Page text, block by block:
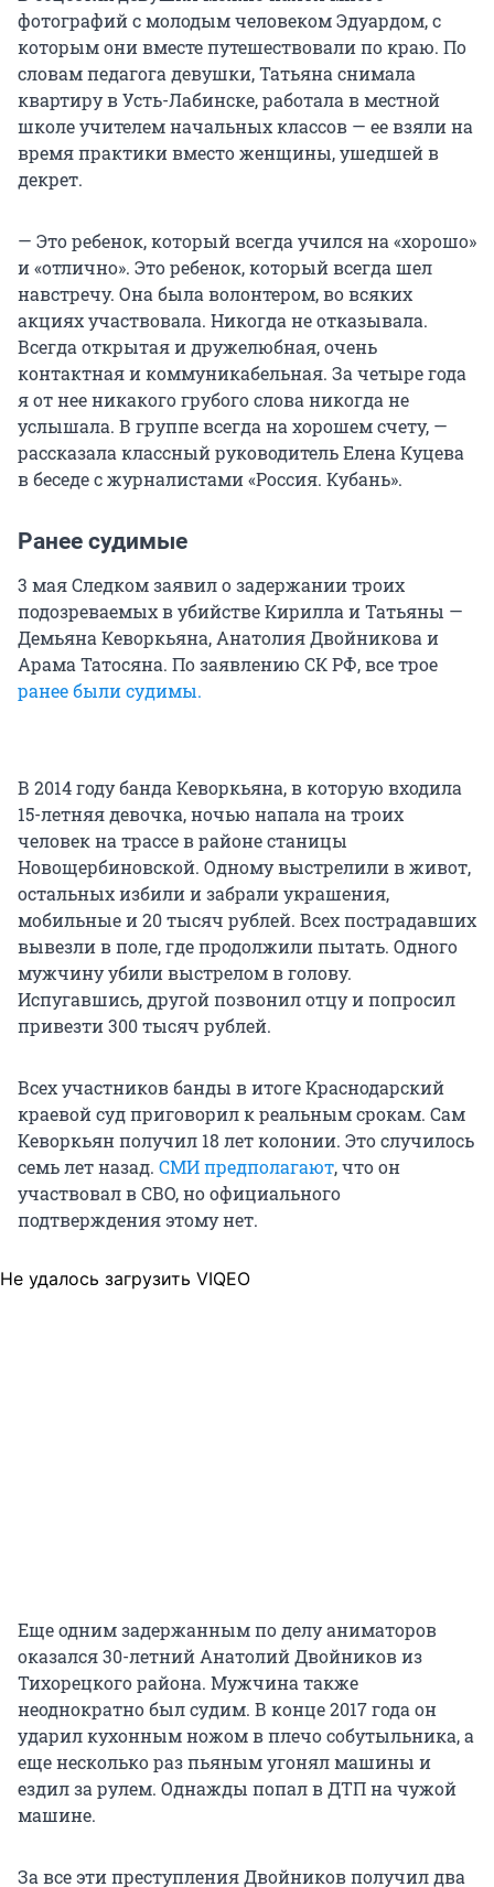
фотографий с молодым человеком Эдуардом, с
которым они вместе путешествовали по краю. По
словам педагога девушки, Татьяна снимала
квартиру в Усть-Лабинске, работала в местной
школе учителем начальных классов — ее взяли на
время практики вместо женщины, ушедшей в
декрет.
— Это ребенок, который всегда учился на «хорошо»
и «отлично». Это ребенок, который всегда шел
навстречу. Она была волонтером, во всяких
акциях участвовала. Никогда не отказывала.
Всегда открытая и дружелюбная, очень
контактная и коммуникабельная. За четыре года
я от нее никакого грубого слова никогда не
услышала. В группе всегда на хорошем счету, —
рассказала классный руководитель Елена Куцева
в беседе с журналистами «Россия. Кубань».
Ранее судимые
3 мая Следком заявил о задержании троих
подозреваемых в убийстве Кирилла и Татьяны —
Демьяна Кеворкьяна, Анатолия Двойникова и
Арама Татосяна. По заявлению СК РФ, все трое
ранее были судимы.
В 2014 году банда Кеворкьяна, в которую входила
15-летняя девочка, ночью напала на троих
человек на трассе в районе станицы
Новощербиновской. Одному выстрелили в живот,
остальных избили и забрали украшения,
мобильные и 20 тысяч рублей. Всех пострадавших
вывезли в поле, где продолжили пытать. Одного
мужчину убили выстрелом в голову.
Испугавшись, другой позвонил отцу и попросил
привезти 300 тысяч рублей.
Всех участников банды в итоге Краснодарский
краевой суд приговорил к реальным срокам. Сам
Кеворкьян получил 18 лет колонии. Это случилось
семь лет назад. СМИ предполагают, что он
участвовал в СВО, но официального
подтверждения этому нет.
Не удалось загрузить VIQEO
Еще одним задержанным по делу аниматоров
оказался 30-летний Анатолий Двойников из
Тихорецкого района. Мужчина также
неоднократно был судим. В конце 2017 года он
ударил кухонным ножом в плечо собутыльника, а
еще несколько раз пьяным угонял машины и
ездил за рулем. Однажды попал в ДТП на чужой
машине.
За все эти преступления Двойников получил два